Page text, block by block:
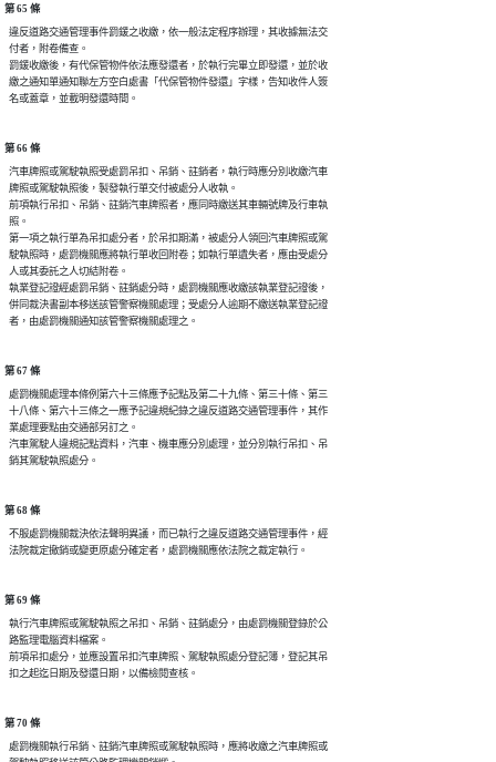
第 65 條
  違反道路交通管理事件罰鍰之收繳，依一般法定程序辦理，其收據無法交
  付者，附卷備查。
  罰鍰收繳後，有代保管物件依法應發還者，於執行完畢立即發還，並於收
  繳之通知單通知聯左方空白處書「代保管物件發還」字樣，告知收件人簽
第 66 條
  汽車牌照或駕駛執照受處罰吊扣、吊銷、註銷者，執行時應分別收繳汽車
  牌照或駕駛執照後，製發執行單交付被處分人收執。
  前項執行吊扣、吊銷、註銷汽車牌照者，應同時繳送其車輛號牌及行車執
  照。
  第一項之執行單為吊扣處分者，於吊扣期滿，被處分人領回汽車牌照或駕
  駛執照時，處罰機關應將執行單收回附卷；如執行單遺失者，應由受處分
  人或其委託之人切結附卷。
  執業登記證經處罰吊銷、註銷處分時，處罰機關應收繳該執業登記證後，
  併同裁決書副本移送該管警察機關處理；受處分人逾期不繳送執業登記證
第 67 條
  處罰機關處理本條例第六十三條應予記點及第二十九條、第三十條、第三
  十八條、第六十三條之一應予記違規紀錄之違反道路交通管理事件，其作
  業處理要點由交通部另訂之。
  汽車駕駛人違規記點資料，汽車、機車應分別處理，並分別執行吊扣、吊
第 68 條
  不服處罰機關裁決依法聲明異議，而已執行之違反道路交通管理事件，經
第 69 條
  執行汽車牌照或駕駛執照之吊扣、吊銷、註銷處分，由處罰機關登錄於公
  路監理電腦資料檔案。
  前項吊扣處分，並應設置吊扣汽車牌照、駕駛執照處分登記簿，登記其吊
第 70 條
  處罰機關執行吊銷、註銷汽車牌照或駕駛執照時，應將收繳之汽車牌照或